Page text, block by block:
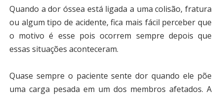
Quando a dor óssea está ligada a uma colisão, fratura
ou algum tipo de acidente, fica mais fácil perceber que
o motivo é esse pois ocorrem sempre depois que
essas situações aconteceram.
Quase sempre o paciente sente dor quando ele põe
uma carga pesada em um dos membros afetados. A